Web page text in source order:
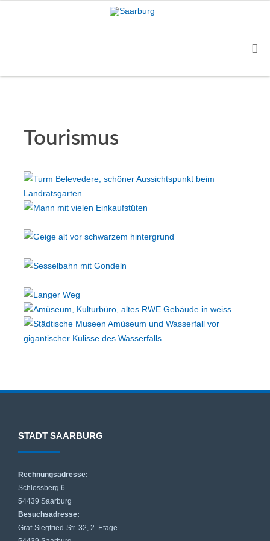
Tourismus
STADT SAARBURG
Rechnungsadresse:
Schlossberg 6
54439 Saarburg
Besuchsadresse:
Graf-Siegfried-Str. 32, 2. Etage